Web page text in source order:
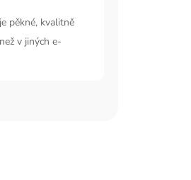
pěkné, kvalitně
v jiných e-